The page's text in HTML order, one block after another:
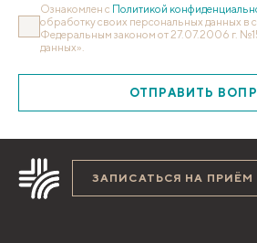
Ознакомлен с Политикой
обработку своих персональных данных в
Федеральным законом от 27.07.2006 г.
данных».
ОТПРАВИТЬ
ЗАПИСАТЬСЯ НА ПРИЁМ